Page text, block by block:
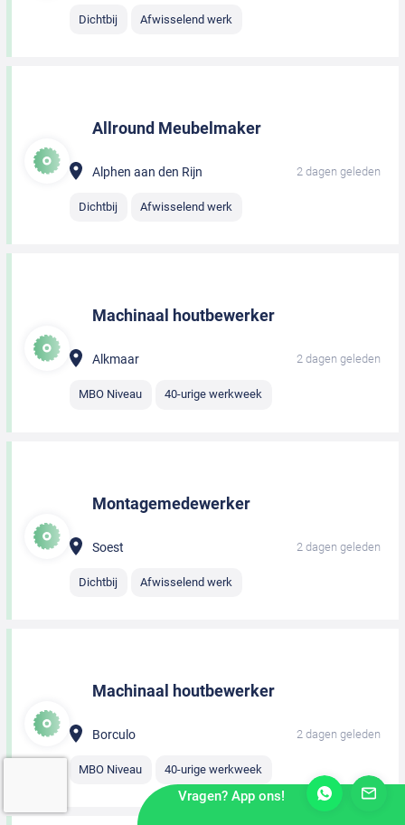
Dichtbij Afwisselend werk
Allround Meubelmaker
Alphen aan den Rijn 2 dagen geleden
Dichtbij Afwisselend werk
Machinaal houtbewerker
Alkmaar 2 dagen geleden
MBO Niveau 40-urige werkweek
Montagemedewerker
Soest 2 dagen geleden
Dichtbij Afwisselend werk
Machinaal houtbewerker
Borculo 2 dagen geleden
MBO Niveau 40-urige werkweek
Vragen? App ons!